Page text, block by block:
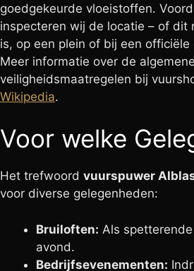
goedgekeurde vloeistoffen.
inspecteren wij de locatie – of dit
is, op een plein of bij een
Meer informatie over de algemene
veiligheidsmaatregelen bij
Wikipedia.
Voor welke
Het trefwoord vuurspuwer
voor diverse gelegenheden:
Bruiloften: Als
avond.
Bedrijfsevenementen: